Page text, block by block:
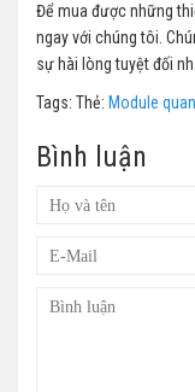
Để mua được những
ngay với chúng tôi.
sự hài lòng tuyệt đối
Tags: Thẻ: Module
Bình luận